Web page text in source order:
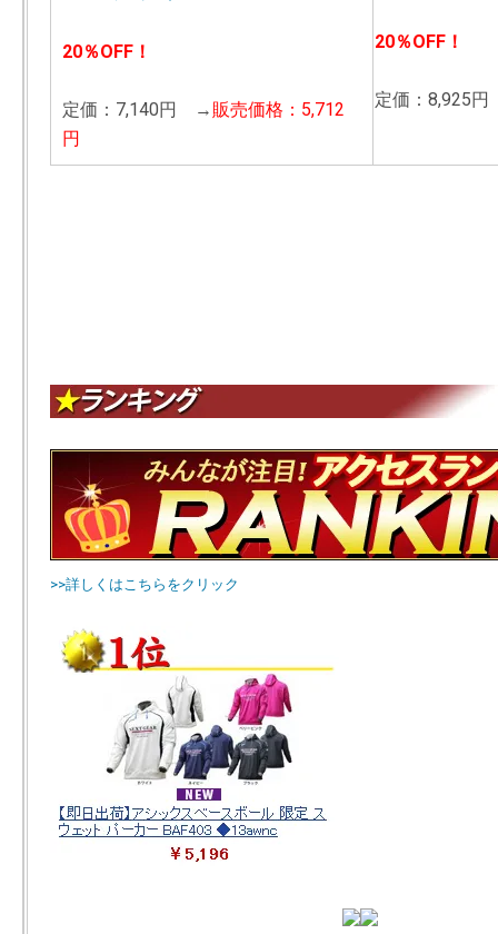
20％OFF！
定価：7,140円 → 販売価格：5,712
円
20％OFF！
定価：8,925
>>詳しくはこちらをクリック